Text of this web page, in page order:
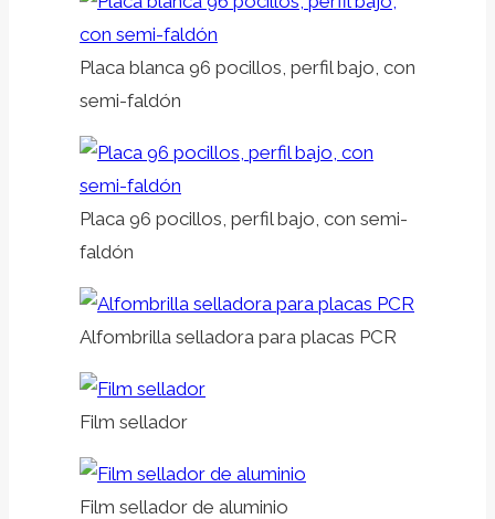
Placa blanca 96 pocillos, perfil bajo, con
semi-faldón
Placa 96 pocillos, perfil bajo, con semi-
faldón
Alfombrilla selladora para placas PCR
Film sellador
Film sellador de aluminio